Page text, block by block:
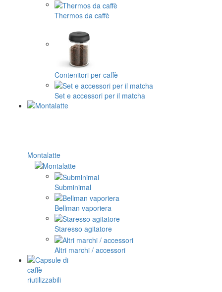
Thermos da caffè
Contenitori per caffè
Set e accessori per il matcha
Montalatte
Subminimal
Bellman vaporiera
Staresso agitatore
Altri marchi / accessori